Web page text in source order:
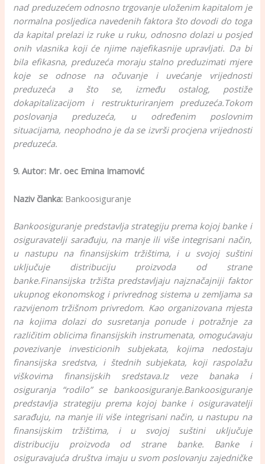
nad preduzećem odnosno trgovanje uloženim kapitalom je
normalna posljedica navedenih faktora što dovodi do toga
da kapital prelazi iz ruke u ruku, odnosno dolazi u posjed
onih vlasnika koji će njime najefikasnije upravljati. Da bi
bila efikasna, preduzeća moraju stalno preduzimati mjere
koje se odnose na očuvanje i uvećanje vrijednosti
preduzeća a što se, između ostalog, postiže
dokapitalizacijom i restrukturiranjem preduzeća.Tokom
poslovanja preduzeća, u određenim poslovnim
situacijama, neophodno je da se izvrši procjena vrijednosti
preduzeća.
9. Autor: Mr. oec Emina Imamović
Naziv članka: Bankoosiguranje
Bankoosiguranje predstavlja strategiju prema kojoj banke i
osiguravatelji sarađuju, na manje ili više integrisani način,
u nastupu na finansijskim tržištima, i u svojoj suštini
uključuje distribuciju proizvoda od strane
banke.Finansijska tržišta predstavljaju najznačajniji faktor
ukupnog ekonomskog i privrednog sistema u zemljama sa
razvijenom tržišnom privredom. Kao organizovana mjesta
na kojima dolazi do susretanja ponude i potražnje za
različitim oblicima finansijskih instrumenata, omogućavaju
povezivanje investicionih subjekata, kojima nedostaju
finansijska sredstva, i štednih subjekata, koji raspolažu
viškovima finansijskih sredstava.Iz veze banaka i
osiguranja “rodilo” se bankoosiguranje.Bankoosiguranje
predstavlja strategiju prema kojoj banke i osiguravatelji
sarađuju, na manje ili više integrisani način, u nastupu na
finansijskim tržištima, i u svojoj suštini uključuje
distribuciju proizvoda od strane banke. Banke i
osiguravajuća društva imaju u svom poslovanju zajedničke